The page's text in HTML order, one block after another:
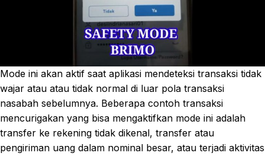
Mode ini akan aktif saat aplikasi mendeteksi transaksi tidak
wajar atau atau tidak normal di luar pola transaksi
nasabah sebelumnya. Beberapa contoh transaksi
mencurigakan yang bisa mengaktifkan mode ini adalah
transfer ke rekening tidak dikenal, transfer atau
pengiriman uang dalam nominal besar, atau terjadi aktivitas